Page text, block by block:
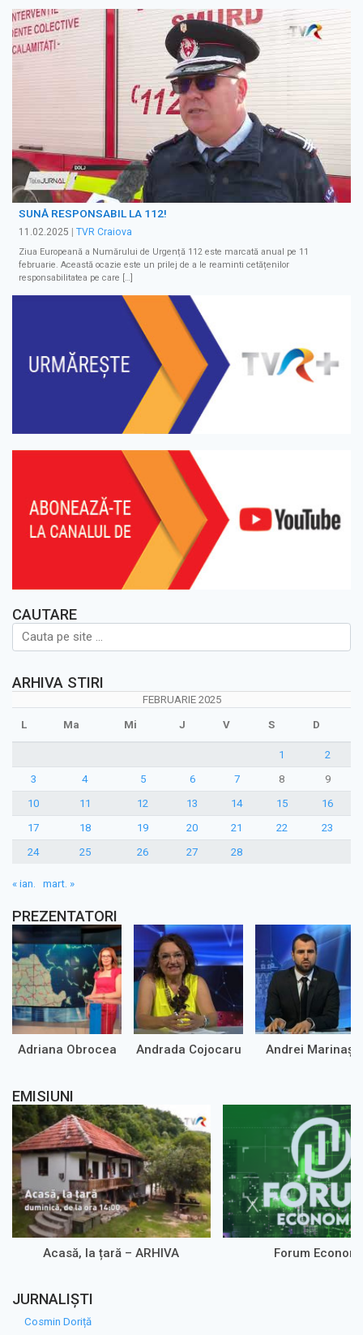
SUNĂ RESPONSABIL LA 112!
11.02.2025 TVR Craiova
Ziua Europeană a Numărului de Urgență 112 este marcată anual pe 11
februarie. Această ocazie este un prilej de a le reaminti cetățenilor
responsabilitatea pe care […]
CAUTARE
ARHIVA STIRI
FEBRUARIE 2025
L Ma Mi J V S D
1
2
3
4 5 6 7 8
9
10
11 12 13 14 15
16
17
18 19 20 21 22
23
24
25 26 27 28
« ian. mart. »
PREZENTATORI
Adriana Obrocea Andrada Cojocaru Andrei Marinaș
EMISIUNI
Acasă, la țară – ARHIVA Forum
JURNALIȘTI
Cosmin Doriță